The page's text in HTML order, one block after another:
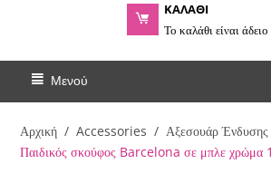
ΚΑΛΑΘΙ
Το καλάθι είναι άδειο
Μενού
Αρχική / Accessories / Αξεσουάρ Ένδυσης
Παιδικός σκούφος Barcelona σε μπλε χρώμα